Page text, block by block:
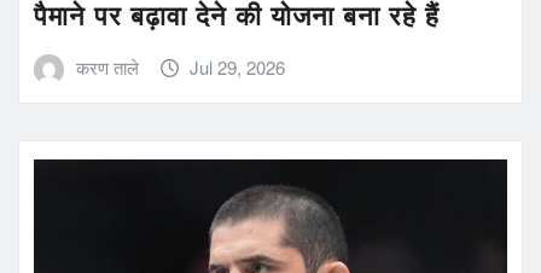
पैमाने पर बढ़ावा देने की योजना बना रहे हैं
करण ताले Jul 29, 2026